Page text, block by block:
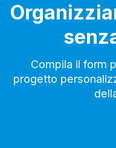
Compila il form
progetto